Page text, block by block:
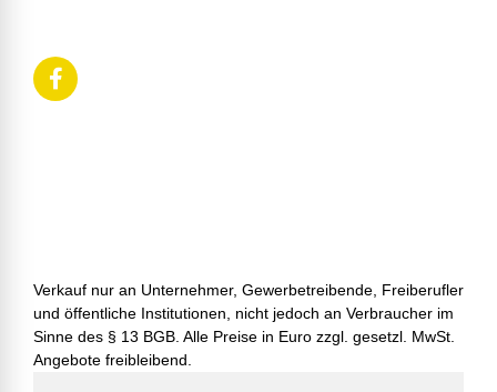
Verkauf nur an Unternehmer, Gewerbetreibende, Freiberufler
und öffentliche Institutionen, nicht jedoch an Verbraucher im
Sinne des § 13 BGB. Alle Preise in Euro zzgl. gesetzl. MwSt.
Angebote freibleibend.